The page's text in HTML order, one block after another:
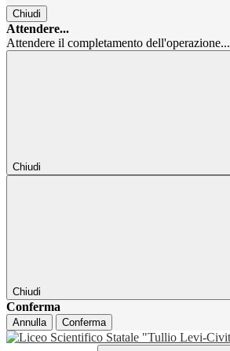
Chiudi
Attendere...
Attendere il completamento dell'operazione...
Chiudi
Chiudi
Conferma
Annulla Conferma